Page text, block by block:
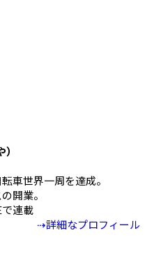
車世界一周を達成。
開業。
連載
⇢詳細なプロフィール